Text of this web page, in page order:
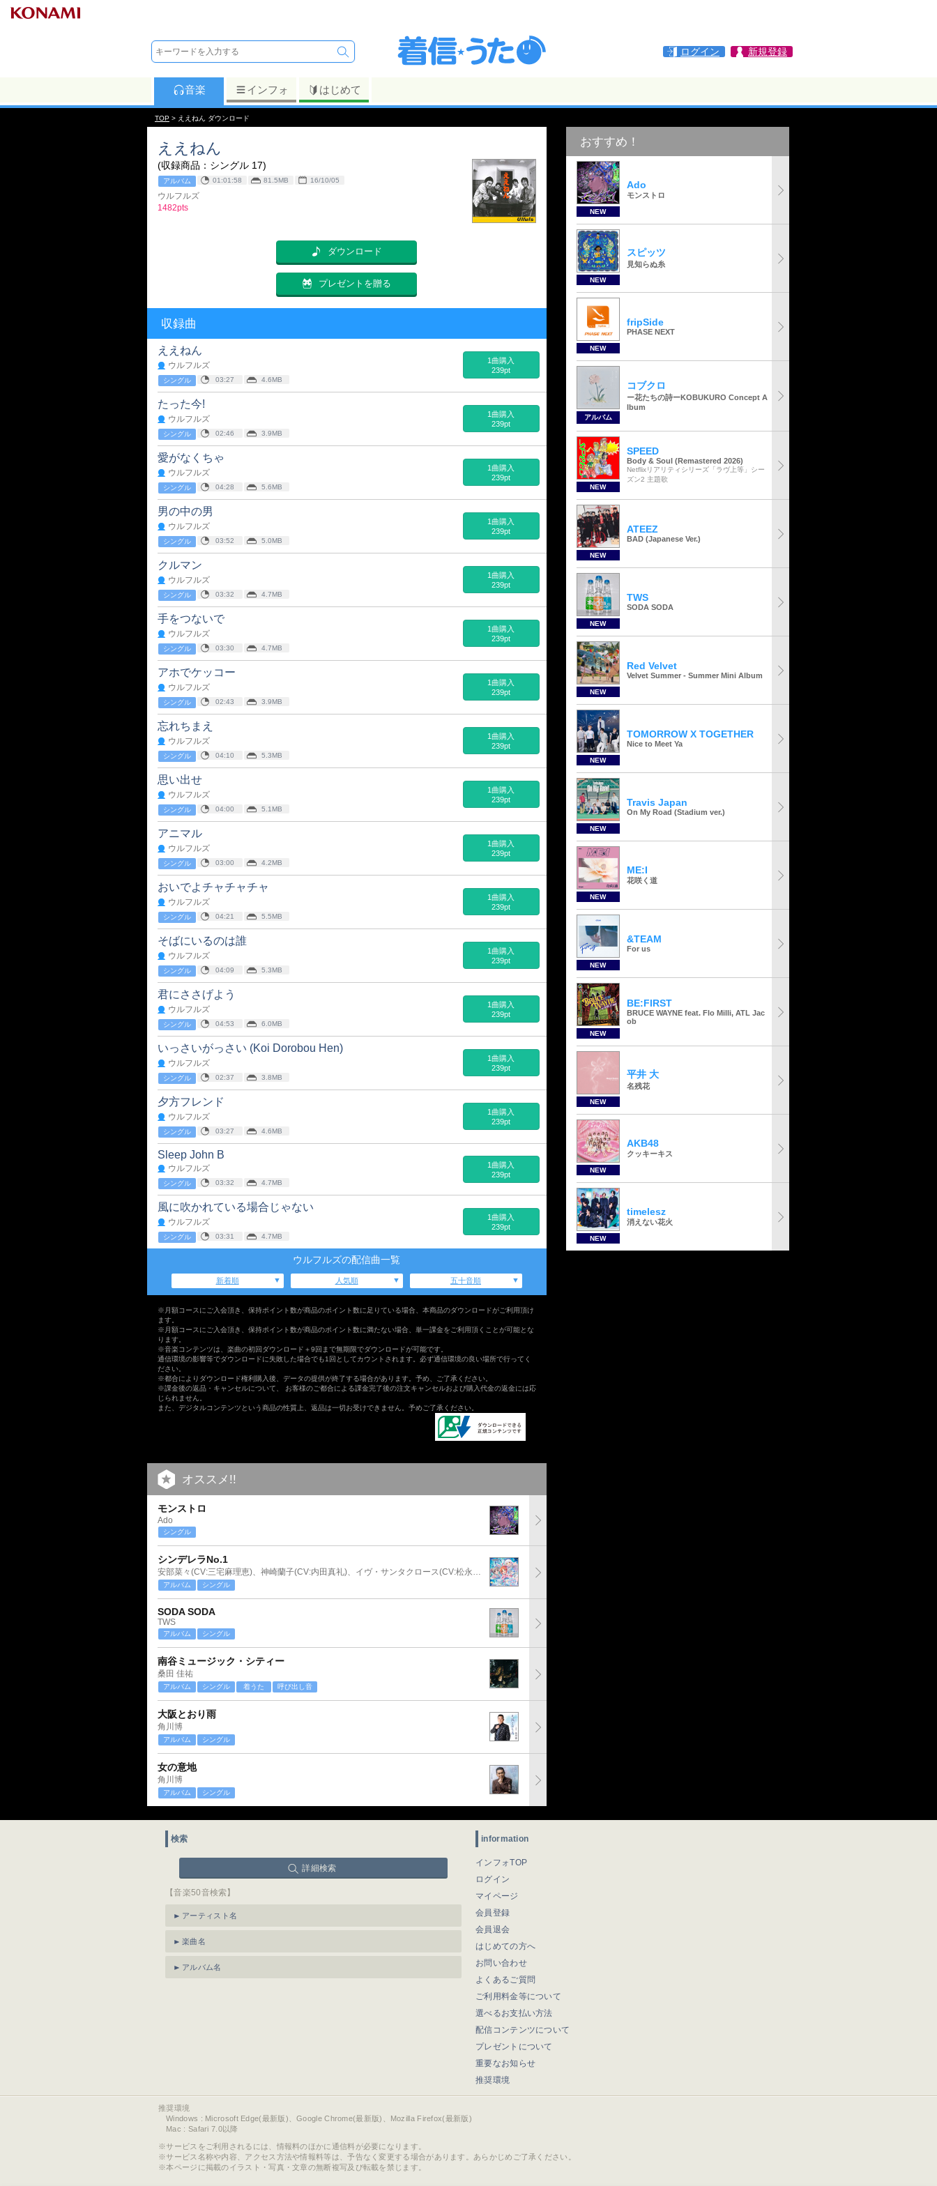
ログイン 新規登録
音楽 インフォ はじめて
TOP > ええねん ダウンロード
ええねん
(収録商品：シングル 17)
アルバム 01:01:58 81.5MB 16/10/05
ウルフルズ
1482pts
ダウンロード
プレゼントを贈る
収録曲
ええねん
ウルフルズ
シングル 03:27 4.6MB
1曲購入
239pt
たった今!
ウルフルズ
シングル 02:46 3.9MB
1曲購入
239pt
愛がなくちゃ
ウルフルズ
シングル 04:28 5.6MB
1曲購入
239pt
男の中の男
ウルフルズ
シングル 03:52 5.0MB
1曲購入
239pt
クルマン
ウルフルズ
シングル 03:32 4.7MB
1曲購入
239pt
手をつないで
ウルフルズ
シングル 03:30 4.7MB
1曲購入
239pt
アホでケッコー
ウルフルズ
シングル 02:43 3.9MB
1曲購入
239pt
忘れちまえ
ウルフルズ
シングル 04:10 5.3MB
1曲購入
239pt
思い出せ
ウルフルズ
シングル 04:00 5.1MB
1曲購入
239pt
アニマル
ウルフルズ
シングル 03:00 4.2MB
1曲購入
239pt
おいでよチャチャチャ
ウルフルズ
シングル 04:21 5.5MB
1曲購入
239pt
そばにいるのは誰
ウルフルズ
シングル 04:09 5.3MB
1曲購入
239pt
君にささげよう
ウルフルズ
シングル 04:53 6.0MB
1曲購入
239pt
いっさいがっさい (Koi Dorobou Hen)
ウルフルズ
シングル 02:37 3.8MB
1曲購入
239pt
夕方フレンド
ウルフルズ
シングル 03:27 4.6MB
1曲購入
239pt
Sleep John B
ウルフルズ
シングル 03:32 4.7MB
1曲購入
239pt
風に吹かれている場合じゃない
ウルフルズ
シングル 03:31 4.7MB
1曲購入
239pt
ウルフルズの配信曲一覧
新着順 人気順 五十音順
※月額コースにご入会頂き、保持ポイント数が商品のポイント数に足りている場合、本商品のダウンロードがご利用頂け
ます。
※月額コースにご入会頂き、保持ポイント数が商品のポイント数に満たない場合、単一課金をご利用頂くことが可能とな
ります。
※音楽コンテンツは、楽曲の初回ダウンロード＋9回まで無期限でダウンロードが可能です。
通信環境の影響等でダウンロードに失敗した場合でも1回としてカウントされます。必ず通信環境の良い場所で行ってく
ださい。
※都合によりダウンロード権利購入後、データの提供が終了する場合があります。予め、ご了承ください。
※課金後の返品・キャンセルについて、 お客様のご都合による課金完了後の注文キャンセルおよび購入代金の返金には応
じられません。
また、デジタルコンテンツという商品の性質上、返品は一切お受けできません。予めご了承ください。
オススメ!!
モンストロ
Ado
シングル
シンデレラNo.1
安部菜々(CV:三宅麻理恵)、神崎蘭子(CV:内田真礼)、イヴ・サンタクロース(CV:松永あかね)
アルバム シングル
SODA SODA
TWS
アルバム シングル
南谷ミュージック・シティー
桑田 佳祐
アルバム シングル 着うた 呼び出し音
大阪とおり雨
角川博
アルバム シングル
女の意地
角川博
アルバム シングル
おすすめ！
NEW
Ado
モンストロ
NEW
スピッツ
見知らぬ糸
NEW
fripSide
PHASE NEXT
アルバム
コブクロ
ー花たちの詩ーKOBUKURO Concept A
lbum
NEW
SPEED
Body & Soul (Remastered 2026)
Netflixリアリティシリーズ「ラヴ上等」シー
ズン2 主題歌
NEW
ATEEZ
BAD (Japanese Ver.)
NEW
TWS
SODA SODA
NEW
Red Velvet
Velvet Summer - Summer Mini Album
NEW
TOMORROW X TOGETHER
Nice to Meet Ya
NEW
Travis Japan
On My Road (Stadium ver.)
NEW
ME:I
花咲く道
NEW
&TEAM
For us
NEW
BE:FIRST
BRUCE WAYNE feat. Flo Milli, ATL Jac
ob
NEW
平井 大
名残花
NEW
AKB48
クッキーキス
NEW
timelesz
消えない花火
検索
詳細検索
【音楽50音検索】
アーティスト名
楽曲名
アルバム名
information
インフォTOP
ログイン
マイページ
会員登録
会員退会
はじめての方へ
お問い合わせ
よくあるご質問
ご利用料金等について
選べるお支払い方法
配信コンテンツについて
プレゼントについて
重要なお知らせ
推奨環境
推奨環境
Windows : Microsoft Edge(最新版)、Google Chrome(最新版)、Mozilla Firefox(最新版)
Mac : Safari 7.0以降
サービスをご利用されるには、情報料のほかに通信料が必要になります。
サービス名称や内容、アクセス方法や情報料等は、予告なく変更する場合があります。あらかじめご了承ください。
本ページに掲載のイラスト・写真・文章の無断複写及び転載を禁じます。